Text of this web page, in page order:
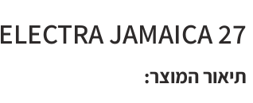
ELECTRA JAMAICA 27
תיאור המוצר: